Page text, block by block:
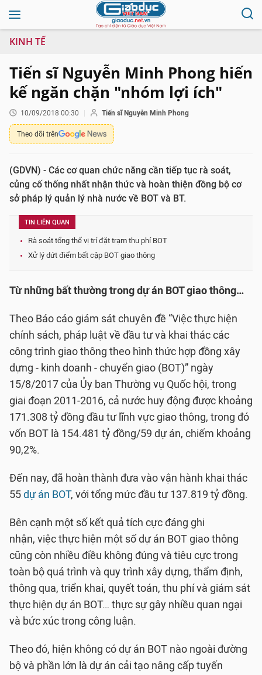
KINH TẾ
Tiến sĩ Nguyễn Minh Phong hiến
kế ngăn chặn "nhóm lợi ích"
10/09/2018 00:30 Tiến sĩ Nguyễn Minh Phong
Theo dõi trên
(GDVN) - Các cơ quan chức năng cần tiếp tục rà soát,
củng cố thống nhất nhận thức và hoàn thiện đồng bộ cơ
sở pháp lý quản lý nhà nước về BOT và BT.
TIN LIÊN QUAN
Rà soát tổng thể vị trí đặt trạm thu phí BOT
Xử lý dứt điểm bất cập BOT giao thông
Từ những bất thường trong dự án BOT giao thông…
Theo Báo cáo giám sát chuyên đề “Việc thực hiện
chính sách, pháp luật về đầu tư và khai thác các
công trình giao thông theo hình thức hợp đồng xây
dựng - kinh doanh - chuyển giao (BOT)” ngày
15/8/2017 của Ủy ban Thường vụ Quốc hội, trong
giai đoạn 2011-2016, cả nước huy động được khoảng
171.308 tỷ đồng đầu tư lĩnh vực giao thông, trong đó
vốn BOT là 154.481 tỷ đồng/59 dự án, chiếm khoảng
90,2%.
Đến nay, đã hoàn thành đưa vào vận hành khai thác
55dự án BOT, với tổng mức đầu tư 137.819 tỷ đồng.
Bên cạnh một số kết quả tích cực đáng ghi
nhận, việc thực hiện một số dự án BOT giao thông
cũng còn nhiều điều không đúng và tiêu cực trong
toàn bộ quá trình và quy trình xây dựng, thẩm định,
thông qua, triển khai, quyết toán, thu phí và giám sát
thực hiện dự án BOT… thực sự gây nhiều quan ngại
và bức xúc trong công luận.
Theo đó, hiện không có dự án BOT nào ngoài đường
bộ và phần lớn là dự án cải tạo nâng cấp tuyến